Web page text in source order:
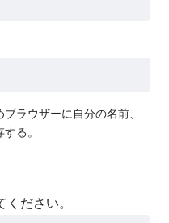
ラウザーに自分の名前、
る。
ください。